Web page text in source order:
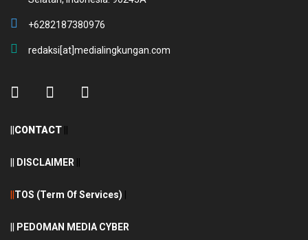
+6282187380976
redaksi[at]medialingkungan.com
CONTACT
DISCLAIMER
TOS (Term Of Services)
PEDOMAN MEDIA CYBER